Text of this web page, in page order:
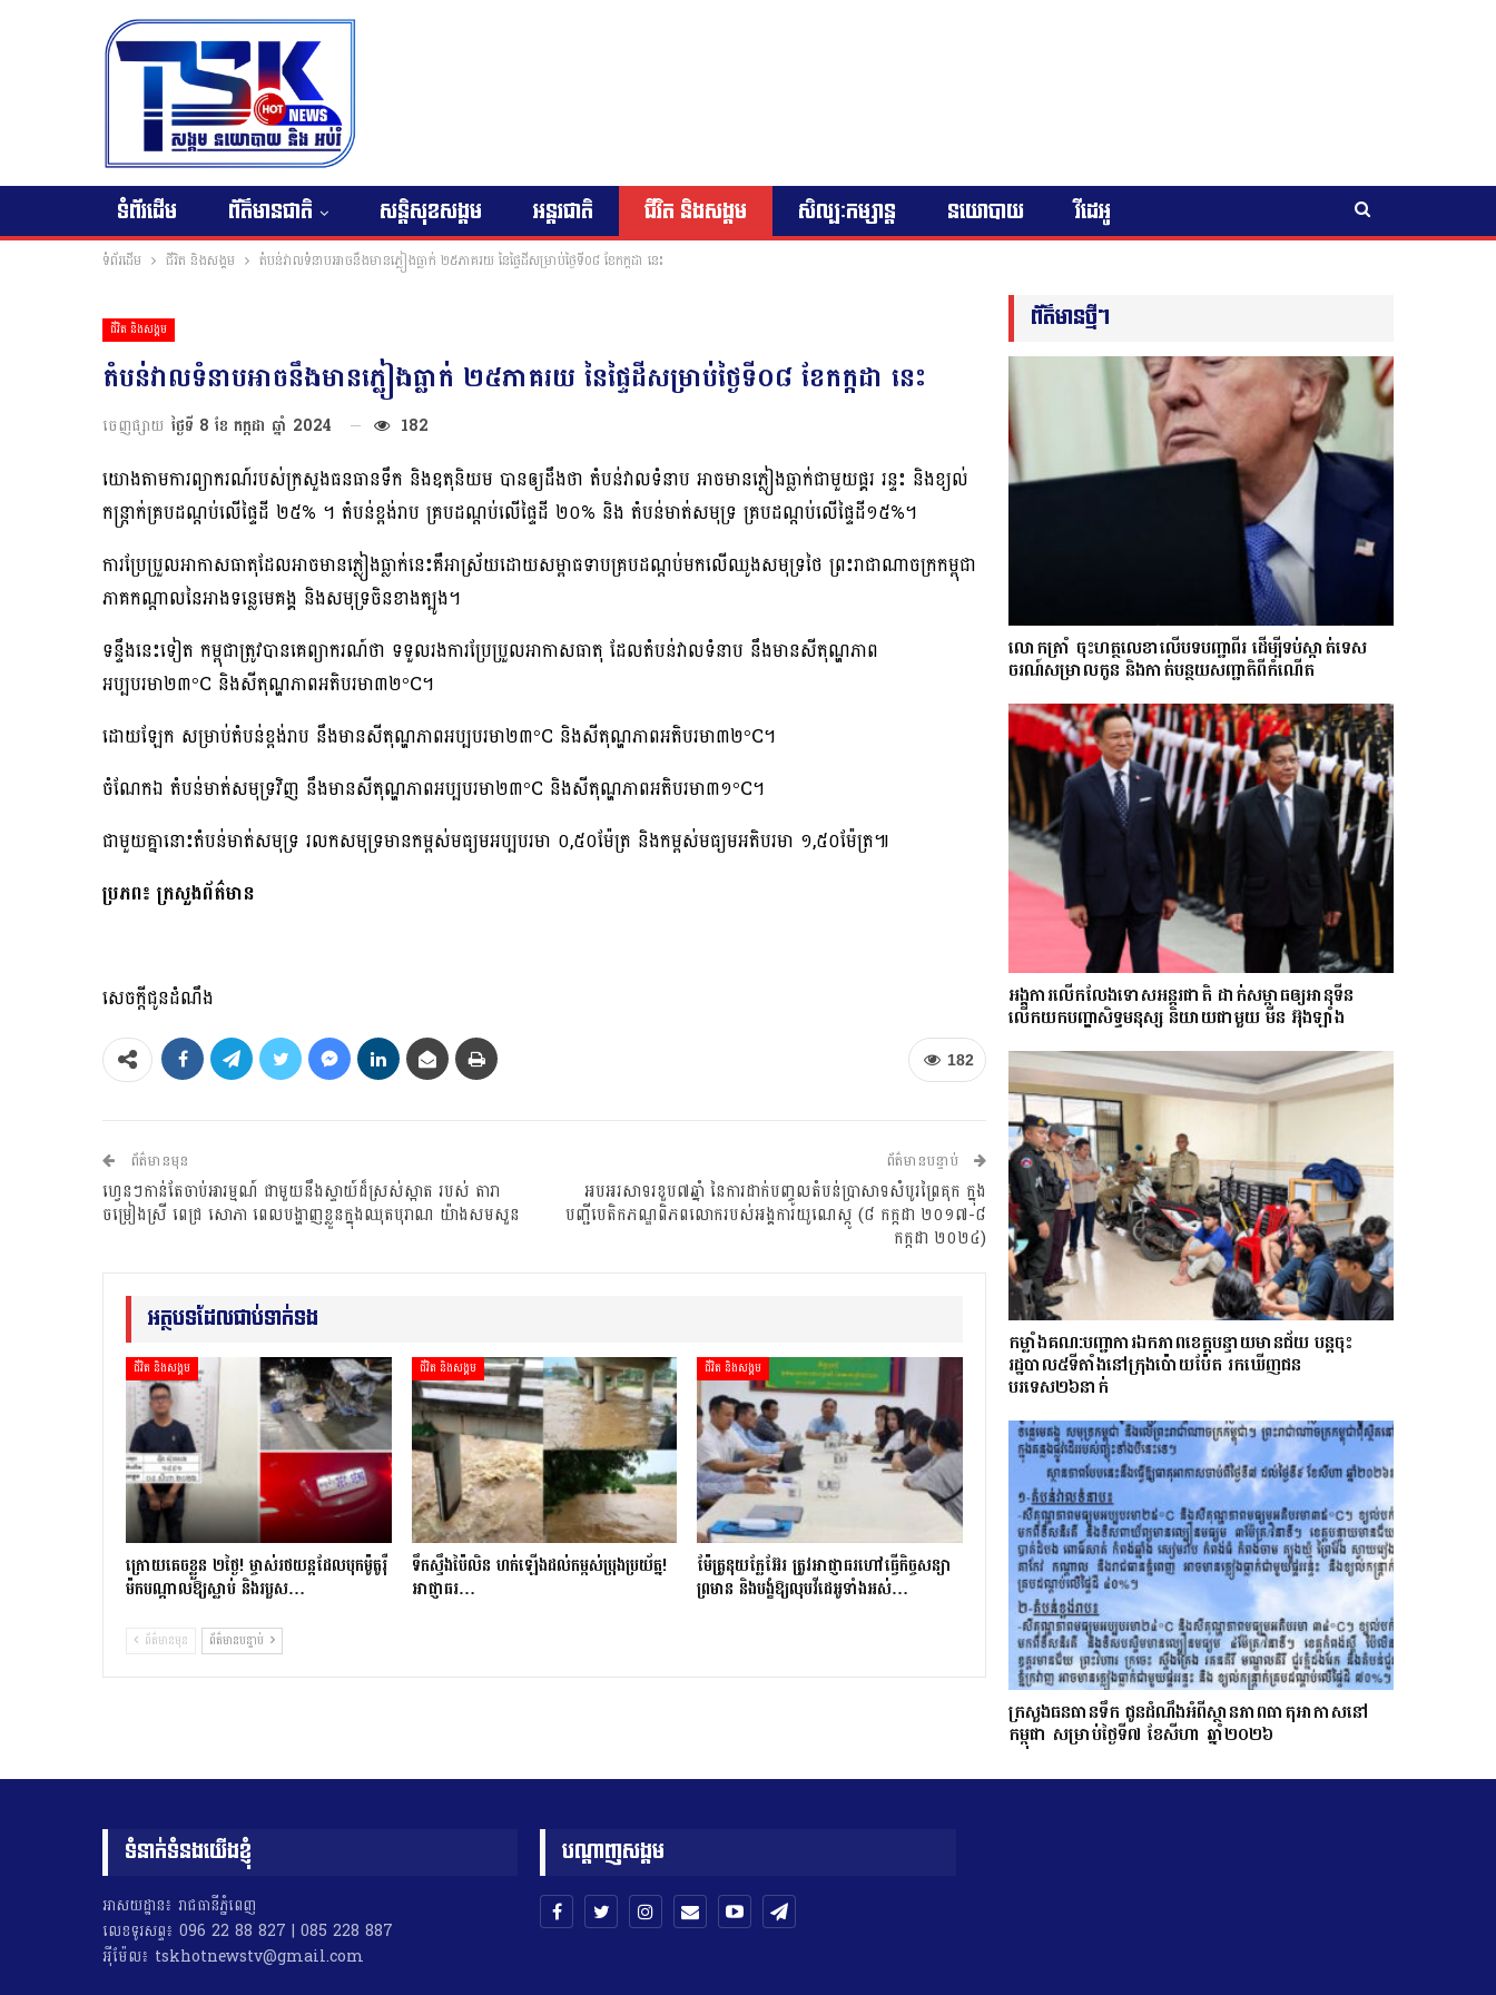
ទំព័រដើម ព័ត៌មានជាតិ សន្តិសុខសង្គម អន្តរជាតិ ជីវិត និងសង្គម សិល្បៈកម្សាន្ត នយោបាយ វីដេអូ
ទំព័រដើម ជីវិត និងសង្គម តំបន់វាលទំនាបអាចនឹងមានភ្លៀងធ្លាក់ ២៥ភាគរយ នៃផ្ទៃដីសម្រាប់ថ្ងៃទី០៨ ខែកក្កដា នេះ
ជីវិត និងសង្គម
តំបន់វាលទំនាបអាចនឹងមានភ្លៀងធ្លាក់ ២៥ភាគរយ នៃផ្ទៃដីសម្រាប់ថ្ងៃទី០៨ ខែកក្កដា នេះ
ចេញផ្សាយ ថ្ងៃទី 8 ខែ កក្កដា ឆ្នាំ 2024 182
យោងតាមការព្យាករណ៍របស់ក្រសួងធនធានទឹក និងឧតុនិយម បានឲ្យដឹងថា តំបន់វាលទំនាប អាចមានភ្លៀងធ្លាក់ជាមួយផ្គរ រន្ទះ និងខ្យល់
កន្ត្រាក់គ្របដណ្ដប់លើផ្ទៃដី ២៥% ។ តំបន់ខ្ពង់រាប គ្របដណ្ដប់លើផ្ទៃដី ២០% និង តំបន់មាត់សមុទ្រ គ្របដណ្ដប់លើផ្ទៃដី១៥%។
ការប្រែប្រួលអាកាសធាតុដែលអាចមានភ្លៀងធ្លាក់នេះគឺអាស្រ័យដោយសម្ពាធទាបគ្របដណ្ដប់មកលើឈូងសមុទ្រថៃ ព្រះរាជាណាចក្រកម្ពុជា
ភាគកណ្តាលនៃអាងទន្លេមេគង្គ និងសមុទ្រចិនខាងត្បូង។
ទន្ទឹងនេះទៀត កម្ពុជាត្រូវបានគេព្យាករណ៍ថា ទទួលរងការប្រែប្រួលអាកាសធាតុ ដែលតំបន់វាលទំនាប នឹងមានសីតុណ្ហភាព
អប្បបរមា២៣°C និងសីតុណ្ហភាពអតិបរមា៣២°C។
ដោយឡែក សម្រាប់តំបន់ខ្ពង់រាប នឹងមានសីតុណ្ហភាពអប្បបរមា២៣°C និងសីតុណ្ហភាពអតិបរមា៣២°C។
ចំណែកឯ តំបន់មាត់សមុទ្រវិញ នឹងមានសីតុណ្ហភាពអប្បបរមា២៣°C និងសីតុណ្ហភាពអតិបរមា៣១°C។
ជាមួយគ្នានោះតំបន់មាត់សមុទ្រ រលកសមុទ្រមានកម្ពស់មធ្យមអប្បបរមា ០,៥០ម៉ែត្រ និងកម្ពស់មធ្យមអតិបរមា ១,៥០ម៉ែត្រ៕
ប្រភព៖ ក្រសួងព័ត៌មាន
សេចក្តីជូនដំណឹង
182
ព័ត៌មានមុន
ហ្វេនៗកាន់តែចាប់អារម្មណ៍ ជាមួយនឹងស្ទាយ៍ដ៏ស្រស់ស្អាត របស់ តារា
ចម្រៀងស្រី ពេជ្រ សោភា ពេលបង្ហាញខ្លួនក្នុងឈុតបុរាណ យ៉ាងសមសួន
ព័ត៌មានបន្ទាប់
អបអរសាទរខួប៧ឆ្នាំ នៃការដាក់បញ្ចូលតំបន់ប្រាសាទសំបូរព្រៃគុក ក្នុង
បញ្ជីបេតិកភណ្ឌពិភពលោករបស់អង្គការយូណេស្កូ (៨ កក្កដា ២០១៧-៨
កក្កដា ២០២៤)
អត្ថបទដែលជាប់ទាក់ទង
ជីវិត និងសង្គម
ក្រោយ​គេចខ្លួន ២​ថ្ងៃ​! ម្ចាស់​រថយន្ត​ដែល​បុក​ម៉ូតូ​រ៉ឺ​
ម៉ក​បណ្តាល​ឱ្យ​ស្លាប់ និង​របួស…
ជីវិត និងសង្គម
ទឹកស្ទឹងប៉ៃលិន ហក់ឡើងដល់កម្ពស់ប្រុងប្រយ័ត្ន!
អាជ្ញាធរ…
ជីវិត និងសង្គម
ម៉ែគ្រូនុយក្លែអ៊ែរ ត្រូវអាជ្ញាធរហៅធ្វើកិច្ចសន្យា
ព្រមាន និងបង្ខំឱ្យលុបវីដេអូទាំងអស់…
ព័ត៌មានមុន ព័ត៌មានបន្ទាប់
ព័ត៌មានថ្មីៗ
លោក​ត្រាំ ចុះហត្ថលេខាលើបទបញ្ជាពីរ ដើម្បីទប់ស្កាត់ទេស​
ចរណ៍សម្រាលកូន និងកាត់បន្ថយសញ្ជាតិពីកំណើត
អង្គការលើកលែងទោសអន្តរជាតិ ដាក់សម្ពាធឲ្យអានុទីន
លើកយកបញ្ហាសិទ្ធមនុស្ស និយាយជាមួយ មីន អ៊ុងឡាំង
កម្លាំងគណ:បញ្ជាការឯកភាពខេត្តបន្ទាយមានជ័យ បន្តចុះ
រដ្ឋបាល៥ទីតាំងនៅក្រុងប៉ោយប៉ែត រកឃើញជន
បរទេស២៦នាក់
ក្រសួងធនធានទឹក ជូនដំណឹងអំពីស្ថានភាពធាតុអាកាសនៅ
កម្ពុជា សម្រាប់ថ្ងៃទី៧ ខែសីហា ឆ្នាំ២០២៦
ទំនាក់ទំនងយើងខ្ញុំ
អាសយដ្ឋាន៖ រាជធានីភ្នំពេញ
លេខទូរសព្ទ៖ 096 22 88 827 | 085 228 887
អុីម៉ែល៖ tskhotnewstv@gmail.com
បណ្តាញសង្គម